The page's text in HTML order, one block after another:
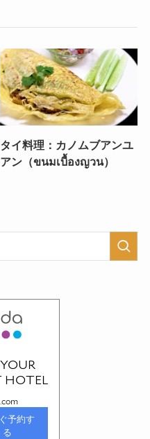
タイ料理：カノムブアンユ
アン（ขนมเบื้องญวน）